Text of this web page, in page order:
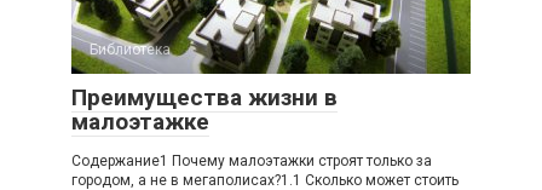
Библиотека
Преимущества жизни в
малоэтажке
Содержание1 Почему малоэтажки строят только за
городом, а не в мегаполисах?1.1 Сколько может стоить